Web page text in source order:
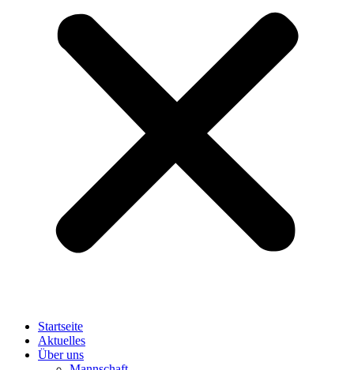
Startseite
Aktuelles
Über uns